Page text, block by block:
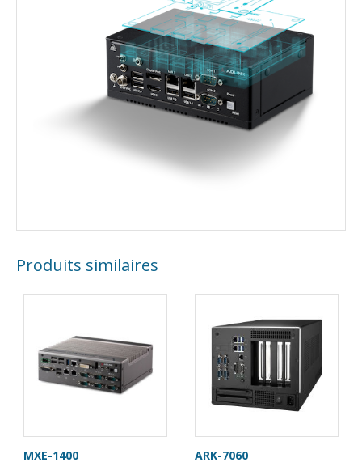
Produits similaires
MXE-1400
ARK-7060